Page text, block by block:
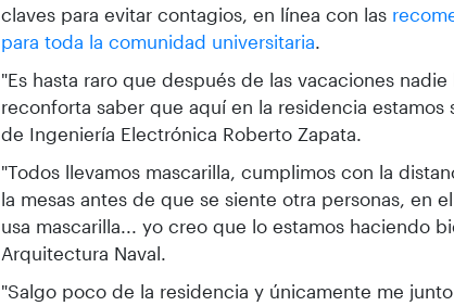
claves para evitar contagios, en línea con las
para toda la comunidad universitaria.
"Es hasta raro que después de las vacaciones
reconforta saber que aquí en la residencia estamos
de Ingeniería Electrónica Roberto Zapata.
"Todos llevamos mascarilla, cumplimos con la
la mesas antes de que se siente otra personas, en
usa mascarilla... yo creo que lo estamos haciendo
Arquitectura Naval.
"Salgo poco de la residencia y únicamente me